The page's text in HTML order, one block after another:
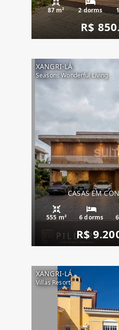
87 m² 2 dorms
R$
XANGRI-LÁ
Seasons Wonderful Living
CASAS EM
555 m² 6 dorms
R$
XANGRI-LÁ
Villas Resort